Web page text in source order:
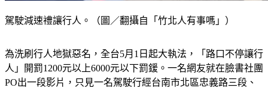
駕駛減速禮讓行人。（圖／翻攝自「竹北人有事嗎」）
為洗刷行人地獄惡名，全台5月1日起大執法，「路口不停讓行
人」開罰1200元以上6000元以下罰鍰。一名網友就在臉書社團
PO出一段影片，只見一名駕駛行經台南市北區忠義路三段、